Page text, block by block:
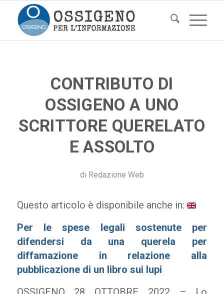
CONTRIBUTO DI
OSSIGENO A UNO
SCRITTORE QUERELATO
E ASSOLTO
di Redazione Web
Questo articolo è disponibile anche in:
Per le spese legali sostenute per
difendersi da una querela per
diffamazione in relazione alla
pubblicazione di un libro sui lupi